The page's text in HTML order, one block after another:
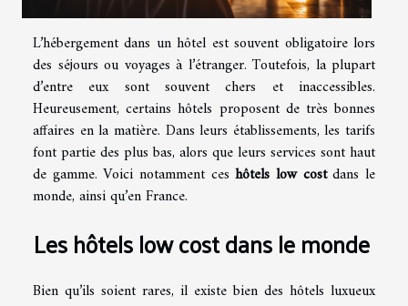
L’hébergement dans un hôtel est souvent obligatoire lors
des séjours ou voyages à l’étranger. Toutefois, la plupart
d’entre eux sont souvent chers et inaccessibles.
Heureusement, certains hôtels proposent de très bonnes
affaires en la matière. Dans leurs établissements, les tarifs
font partie des plus bas, alors que leurs services sont haut
de gamme. Voici notamment ceshôtels low costdans le
monde, ainsi qu’en France.
Les hôtels low cost dans le monde
Bien qu’ils soient rares, il existe bien des hôtels luxueux